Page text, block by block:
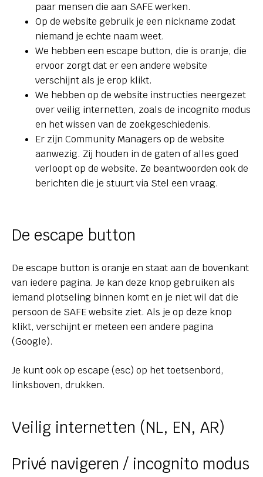
paar mensen die aan SAFE werken.
Op de website gebruik je een nickname zodat
niemand je echte naam weet.
We hebben een escape button, die is oranje, die
ervoor zorgt dat er een andere website
verschijnt als je erop klikt.
We hebben op de website instructies neergezet
over veilig internetten, zoals de incognito modus
en het wissen van de zoekgeschiedenis.
Er zijn Community Managers op de website
aanwezig. Zij houden in de gaten of alles goed
verloopt op de website. Ze beantwoorden ook de
berichten die je stuurt via Stel een vraag.
De escape button
De escape button is oranje en staat aan de bovenkant
van iedere pagina. Je kan deze knop gebruiken als
iemand plotseling binnen komt en je niet wil dat die
persoon de SAFE website ziet. Als je op deze knop
klikt, verschijnt er meteen een andere pagina
(Google).
Je kunt ook op escape (esc) op het toetsenbord,
linksboven, drukken.
Veilig internetten (NL, EN, AR)
Privé navigeren / incognito modus